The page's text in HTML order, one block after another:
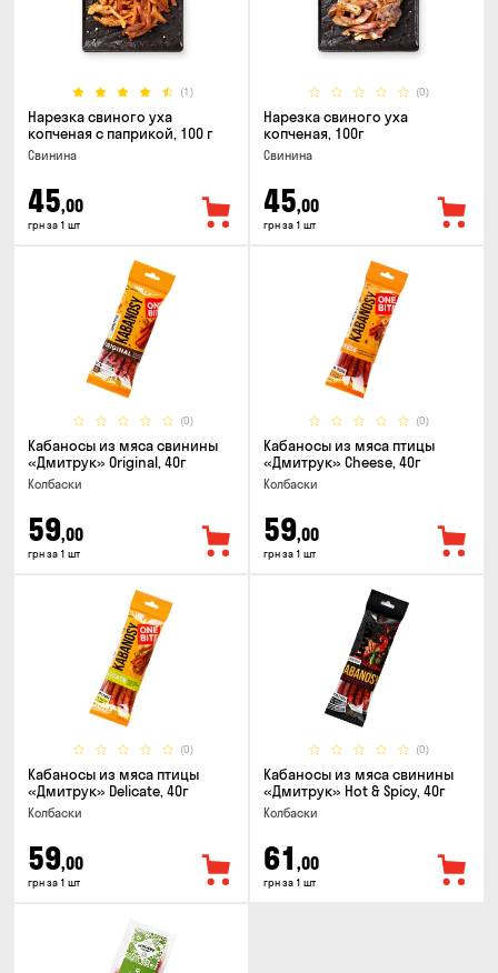
(1)
Нарезка свиного уха
копченая с паприкой, 100 г
Свинина
45,00
грн за 1 шт
(0)
Нарезка свиного уха
копченая, 100г
Свинина
45,00
грн за 1 шт
(0)
Кабаносы из мяса свинины
«Дмитрук» Original, 40г
Колбаски
59,00
грн за 1 шт
(0)
Кабаносы из мяса птицы
«Дмитрук» Cheese, 40г
Колбаски
59,00
грн за 1 шт
(0)
Кабаносы из мяса птицы
«Дмитрук» Delicate, 40г
Колбаски
59,00
грн за 1 шт
(0)
Кабаносы из мяса свинины
«Дмитрук» Hot & Spicy, 40г
Колбаски
61 ,00
грн за 1 шт